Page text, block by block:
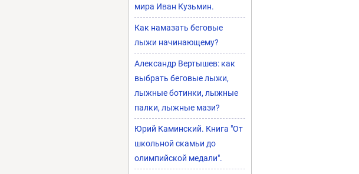
мира Иван Кузьмин.
Как намазать беговые
лыжи начинающему?
Александр Вертышев: как
выбрать беговые лыжи,
лыжные ботинки, лыжные
палки, лыжные мази?
Юрий Каминский. Книга "От
школьной скамьи до
олимпийской медали".